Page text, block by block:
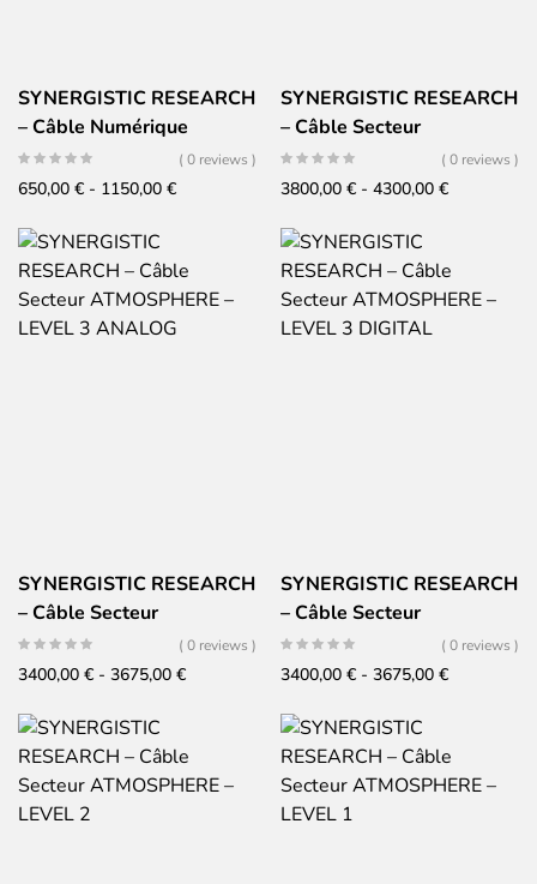
SYNERGISTIC RESEARCH
– Câble Numérique
ATMOSPHERE – LEVEL 1
( 0 reviews )
650,00 € - 1150,00 €Fascia
da
650,00 €
a
SYNERGISTIC RESEARCH
– Câble Secteur
ATMOSPHERE – LEVEL 3
– HIGH CURRENT
( 0 reviews )
3800,00 € - 4300,00 €Fascia
da
3800,00 €
SYNERGISTIC RESEARCH
– Câble Secteur
ATMOSPHERE – LEVEL 3
ANALOG
( 0 reviews )
3400,00 € - 3675,00 €Fascia
da
3400,00 €
SYNERGISTIC RESEARCH
– Câble Secteur
ATMOSPHERE – LEVEL 3
DIGITAL
( 0 reviews )
3400,00 € - 3675,00 €Fascia
da
3400,00 €